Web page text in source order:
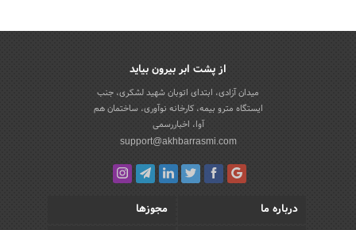
از پشت ابر بیرون بیاید
میدان آزادی، ابتدای اتوبان شهید لشکری، جنب
ایستگاه مترو بیمه، کارخانه نوآوری، ساختمان هم
آوا، اخباررسمی
support@akhbarrasmi.com
درباره ما
مجوزها